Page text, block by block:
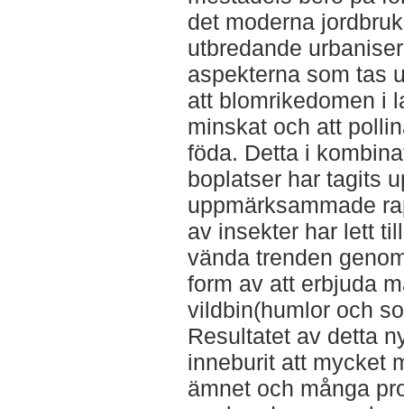
det moderna
utbredande
aspekterna som tas
att blomrikedomen i
minskat och att
föda. Detta i
boplatser har tagits
uppmärksammade
av insekter har lett
vända trenden
form av att erbjuda
vildbin(humlor och
Resultatet av detta
inneburit att mycket
ämnet och många